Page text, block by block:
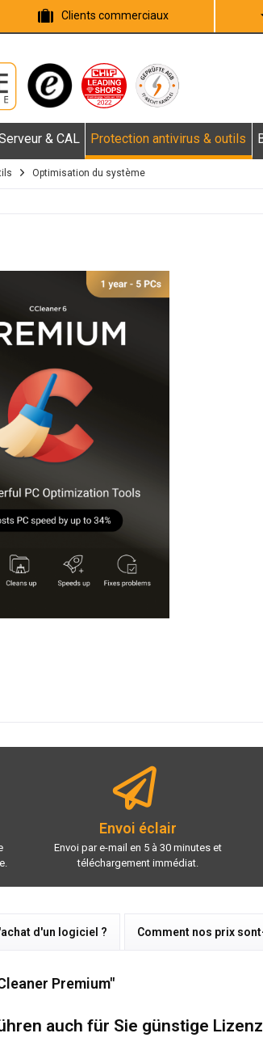
Clients commerciaux
& CAL Protection antivirus & outils
Optimisation du système
Envoi éclair
Envoi par e-mail en 5 à 30 minutes et
téléchargement immédiat.
d'un logiciel ? Comment nos prix
Premium"
auch für Sie günstige